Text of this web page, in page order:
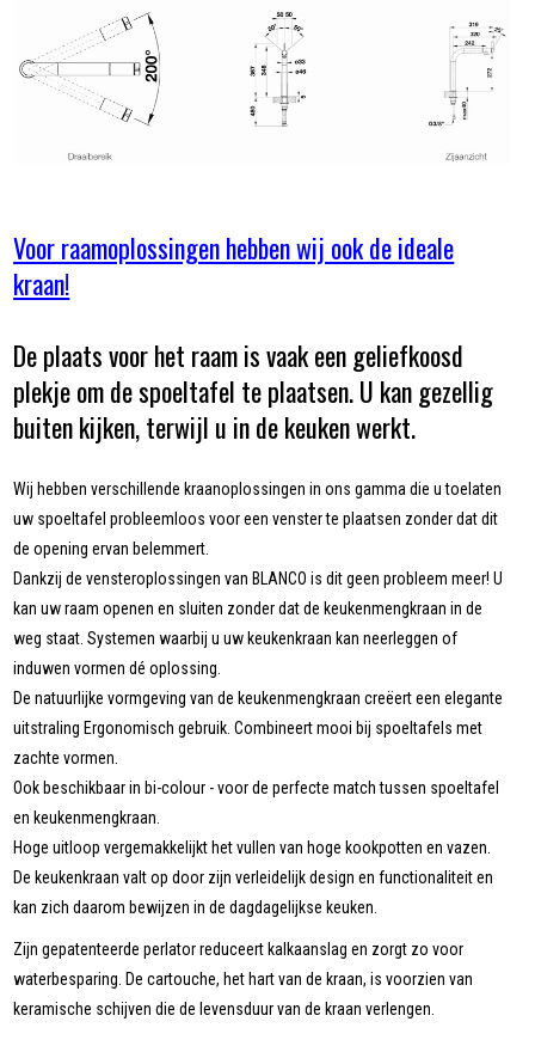
Voor raamoplossingen hebben wij ook de ideale
kraan!
De plaats voor het raam is vaak een geliefkoosd
plekje om de spoeltafel te plaatsen. U kan gezellig
buiten kijken, terwijl u in de keuken werkt.
Wij hebben verschillende kraanoplossingen in ons gamma die u toelaten
uw spoeltafel probleemloos voor een venster te plaatsen zonder dat dit
de opening ervan belemmert.
Dankzij de vensteroplossingen van BLANCO is dit geen probleem meer! U
kan uw raam openen en sluiten zonder dat de keukenmengkraan in de
weg staat. Systemen waarbij u uw keukenkraan kan neerleggen of
induwen vormen dé oplossing.
De natuurlijke vormgeving van de keukenmengkraan creëert een elegante
uitstraling Ergonomisch gebruik. Combineert mooi bij spoeltafels met
zachte vormen.
Ook beschikbaar in bi-colour - voor de perfecte match tussen spoeltafel
en keukenmengkraan.
Hoge uitloop vergemakkelijkt het vullen van hoge kookpotten en vazen.
De keukenkraan valt op door zijn verleidelijk design en functionaliteit en
kan zich daarom bewijzen in de dagdagelijkse keuken.
Zijn gepatenteerde perlator reduceert kalkaanslag en zorgt zo voor
waterbesparing. De cartouche, het hart van de kraan, is voorzien van
keramische schijven die de levensduur van de kraan verlengen.